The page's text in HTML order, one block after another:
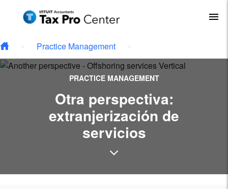
Skip to main content
Practice Management
PRACTICE MANAGEMENT
Otra perspectiva:
extranjerización de
servicios
Type your email…